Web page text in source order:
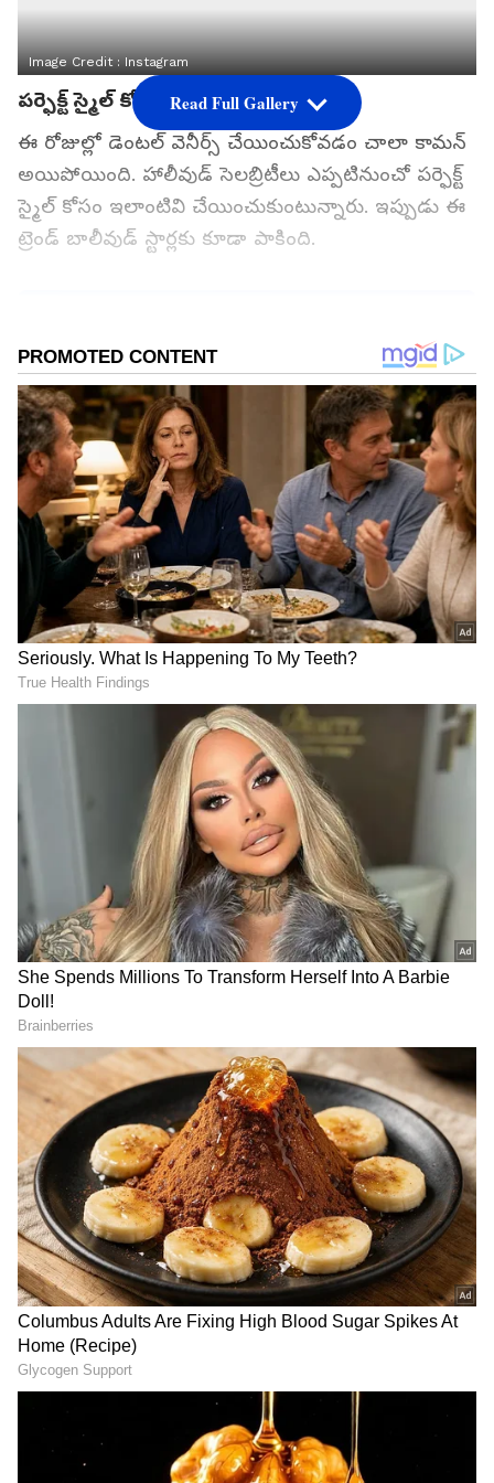
Image Credit :Instagram
పర్ఫెక్ట్ స్మైల్ కోసం..
ఈ రోజుల్లో డెంటల్ వెనీర్స్ చేయించుకోవడం చాలా కామన్
అయిపోయింది. హాలీవుడ్ సెలబ్రిటీలు ఎప్పటినుంచో పర్ఫెక్ట్
స్మైల్ కోసం ఇలాంటివి చేయించుకుంటున్నారు. ఇప్పుడు ఈ
ట్రెండ్ బాలీవుడ్ స్టార్లకు కూడా పాకింది.
Image Credit :Instagram
కియారా అద్వానీ
కియారా అద్వానీ తన ముందు రెండు పళ్ల రంగు
చేయించుకుందని చెబుతారు.
Related Articles
Srikanth Nagothi: ఎవరీ శ్రీకాంత్ నాగోతి? కలర్స్
స్వాతి ప్రేమలో ఎలా పడ్డాడు? రెండో పెళ్లికి కారణం
ఏంటి?
Anasuya Bharadwaj: పుష్పరాజ్ స్పెర్మ్ కౌంట్ 1 ఔట్
ఆఫ్ 10.. అనసూయ పోస్ట్ దుమారం..అర్జున్ రెడ్డి,
సాలార్, ధృవ కౌంట్ ఎంతంటే?
3
Read Full Gallery